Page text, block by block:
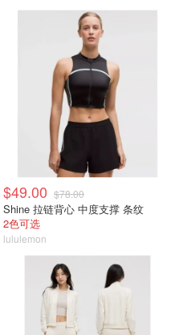
$49.00 $78.00
Shine 拉链背心 中度支撑 条纹
2色可选
lululemon